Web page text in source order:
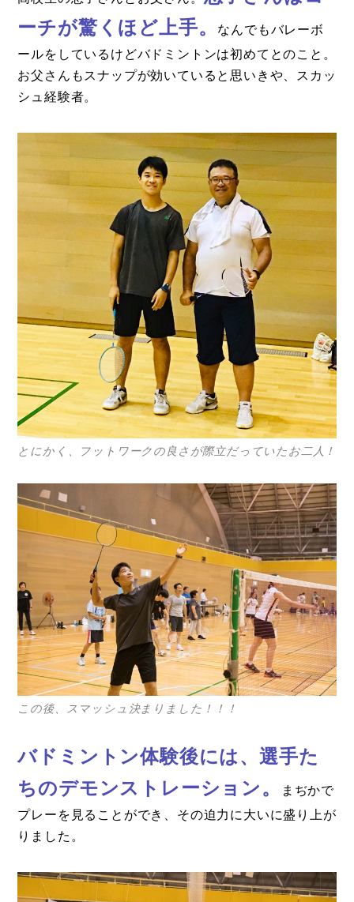
ーチが驚くほど上手。
なんでもバレーボ
ールをしているけどバドミントンは初めてとのこと。
お父さんもスナップが効いていると思いきや、スカッ
シュ経験者。
とにかく、フットワークの良さが際立だっていたお二人！
この後、スマッシュ決まりました！！！
バドミントン体験後には、選手た
ちのデモンストレーション。
まぢかで
プレーを見ることができ、その迫力に大いに盛り上が
りました。